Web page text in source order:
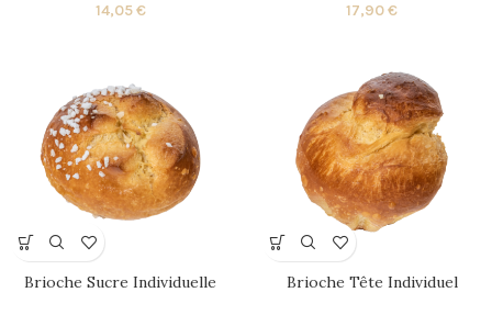
14,05€
17,90€
Brioche Sucre Individuelle Brioche Tête Individuel